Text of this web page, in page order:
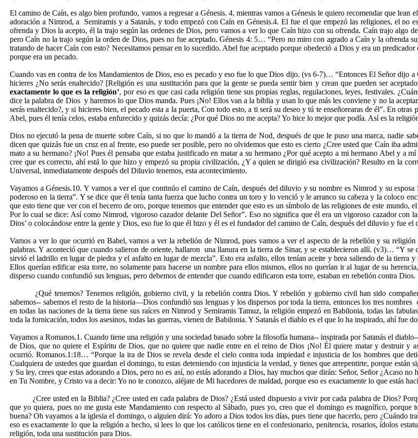
El camino de Caín, es algo bien profundo, vamos a regresar a Génesis. 4, mientras vamos a Génesis le quiero recomendar que lean
adoración a Nimrod, a Semiramis y a Satanás, y todo empezó con Caín en Génesis.4. El fue el que empezó las religiones, el no
ofrenda y Dios la acepto, él la trajo según las ordenes de Dios, pero vamos a ver lo que Caín hizo con su ofrenda. Caín trajo algo
pero Caín no la trajo según la orden de Dios, pues no fue aceptado. Génesis 4: 5… “Pero no miro con agrado a Caín y la ofrenda
tratando de hacer Caín con esto? Necesitamos pensar en lo sucedido. Abel fue aceptado porque obedeció a Dios y era un
porque era un pecado.
Cuando vas en contra de los Mandamientos de Dios, eso es pecado y eso fue lo que Dios dijo. (vs 6-7)… “Entonces El Señor dijo a
hicieres ¿No serás enaltecido? [Religión es una sustitución para que la gente se pueda sentir bien y crean que pueden ser
exactamente lo que es la religión’, por eso es que casi cada religión tiene sus propias reglas, regulaciones, leyes, festivales.
dice la palabra de Dios y haremos lo que Dios manda. Pues ¡No! Ellos van a la biblia y usan lo que más les conviene y no la
serás enaltecido?, y si hicieres bien, el pecado esta a la puerta, Con todo esto, a ti será su deseo y tú te enseñorearas de él”. En
Abel, pues él tenía celos, estaba enfurecido y quizás decía: ¿Por qué Dios no me acepta? Yo hice lo mejor que podía. Así es la
Dios no ejecutó la pena de muerte sobre Caín, si no que lo mandó a la tierra de Nod, después de que le puso una marca, nadie
dicen que quizás fue un cruz en al frente, eso puede ser posible, pero no olvidemos que esto es cierto ¿Cree usted que Caín iba
mato a su hermano? ¡No! Pues él pensaba que estaba justificado en matar a su hermano ¿Por qué acepto a mi hermano Abel y a
cree que es correcto, ahí está lo que hizo y empezó su propia civilización, ¿Y a quien se dirigió esa civilización? Resulto en la
Universal, inmediatamente después del Diluvio tenemos, esta acontecimiento.
Vayamos a Génesis.10. Y vamos a ver el que continúo el camino de Caín, después del diluvio y su nombre es Nimrod y su
poderoso en la tierra”. Y se dice que él tenía tanta fuerza que lucho contra un toro y lo venció y le arranco su cabeza y la coloco
que esto tiene que ver con el becerro de oro, porque tenemos que entender que esto es un símbolo de las religiones de este
Por lo cual se dice: Así como Nimrod, vigoroso cazador delante Del Señor”. Eso no significa que él era un vigoroso cazador con
Dios’ o colocándose entre la gente y Dios, eso fue lo que él hizo y él es el fundador del camino de Caín, después del diluvio y fue el
Vamos a ver lo que ocurrió en Babel, vamos a ver la rebelión de Nimrod, pues vamos a ver el aspecto de la rebelión y su
palabras. Y aconteció que cuando salieron de oriente, hallaron una llanura en la tierra de Sinar, y se establecieron allí. (v3)… “Y
sirvió el ladrillo en lugar de piedra y el asfalto en lugar de mezcla”. Esto era asfalto, ellos tenían aceite y brea saliendo de la tierra
Ellos querían edificar esta torre, no solamente para hacerse un nombre para ellos mismos, ellos no querían ir al lugar de su
disperso cuando confundió sus lenguas, pero debemos de entender que cuando edificaron esta torre, estaban en rebelión contra Dios.
¿Qué tenemos? Tenemos religión, gobierno civil, y la rebelión contra Dios. Y rebelión y gobierno civil han sido
sabemos-- sabemos el resto de la historia—Dios confundió sus lenguas y los dispersos por toda la tierra, entonces los tres
en todas las naciones de la tierra tiene sus raíces en Nimrod y Semiramis Tamuz, la religión empezó en Babilonia, todas las
toda la fornicación, todos los asesinos, todas las guerras, vienen de Babilonia. Y Satanás el diablo es el que lo ha inspirado, ahí fue
Vayamos a Romanos.1. Cuando tiene una religión y una sociedad basado sobre la filosofía humana-- inspirada por Satanás el
de Dios, que no quiere el Espíritu de Dios, que no quiere que nadie entre en el reino de Dios ¡No! Él quiere matar y destruir y
ocurrió. Romanos.1:18… “Porque la ira de Dios se revela desde el cielo contra toda impiedad e injusticia de los hombres que
Cualquiera de ustedes que guardan el domingo, tu estas deteniendo con injusticia la verdad, y tienes que arrepentirte, porque
y Su ley, crees que estas adorando a Dios, pero no es así, no estás adorando a Dios, hay muchos que dirán: Señor, Señor ¿Acaso
en Tu Nombre, y Cristo va a decir: Yo no te conozco, aléjate de Mi hacedores de maldad, porque eso es exactamente lo que estás
¿Cree usted en la Biblia? ¿Cree usted en cada palabra de Dios? ¿Está usted dispuesto a vivir por cada palabra de Dios?
que yo quiera, pues no me gusta este Mandamiento con respecto al Sábado, pues yo, creo que el domingo es magnífico, porque
buena? Oh vayamos a la iglesia el domingo, o alguien dirá: Yo adoro a Dios todos los días, pues tiene que hacerlo, pero ¿Cuándo
eso es exactamente lo que la religión a hecho, si lees lo que los católicos tiene en el confesionario, penitencia, rosarios, ídolos
religión, toda una sustitución para Dios.